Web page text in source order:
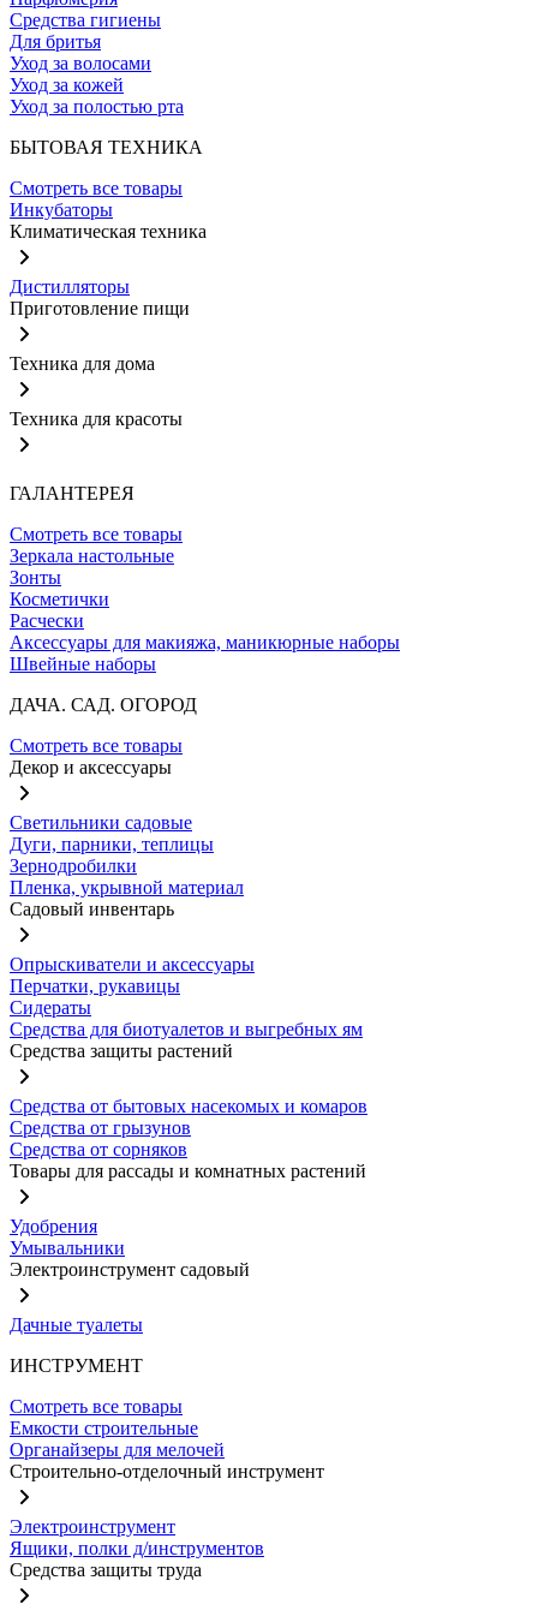
Средства гигиены
Для бритья
Уход за волосами
Уход за кожей
Уход за полостью рта
БЫТОВАЯ ТЕХНИКА
Смотреть все товары
Инкубаторы
Климатическая техника
Дистилляторы
Приготовление пищи
Техника для дома
Техника для красоты
ГАЛАНТЕРЕЯ
Смотреть все товары
Зеркала настольные
Зонты
Косметички
Расчески
Аксессуары для макияжа, маникюрные наборы
Швейные наборы
ДАЧА. САД. ОГОРОД
Смотреть все товары
Декор и аксессуары
Светильники садовые
Дуги, парники, теплицы
Зернодробилки
Пленка, укрывной материал
Садовый инвентарь
Опрыскиватели и аксессуары
Перчатки, рукавицы
Сидераты
Средства для биотуалетов и выгребных ям
Средства защиты растений
Средства от бытовых насекомых и комаров
Средства от грызунов
Средства от сорняков
Товары для рассады и комнатных растений
Удобрения
Умывальники
Электроинструмент садовый
Дачные туалеты
ИНСТРУМЕНТ
Смотреть все товары
Емкости строительные
Органайзеры для мелочей
Строительно-отделочный инструмент
Электроинструмент
Ящики, полки д/инструментов
Средства защиты труда